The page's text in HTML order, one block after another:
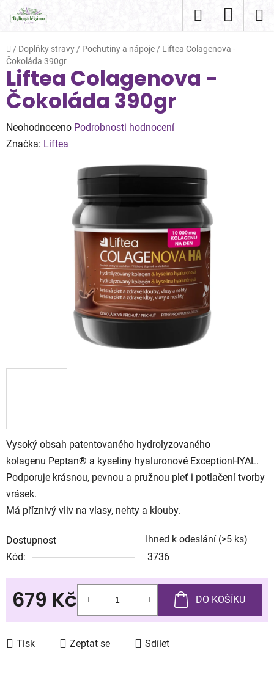
obsah
Hledat
KOŠÍK
Domů
/ Doplňky stravy / Pochutiny a nápoje / Liftea Colagenova -
Čokoláda 390gr
Vysoký obsah patentovaného hydrolyzovaného
kolagenu Peptan® a kyseliny hyaluronové ExceptionHYAL.
Podporuje krásnou, pevnou a pružnou pleť i potlačení tvorby
vrásek.
Má příznivý vliv na vlasy, nehty a klouby.
Dostupnost Ihned k odeslání (>5 ks)
Kód:
3736
679 Kč DO KOŠÍKU
Tisk Zeptat se Sdílet
Liftea Colagenova -
Čokoláda 390gr
Průměrné
hodnocení
Neohodnoceno Podrobnosti hodnocení
Značka: Liftea